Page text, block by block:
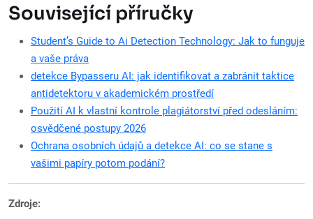
Související příručky
Student’s Guide to Ai Detection Technology: Jak to funguje
a vaše práva
detekce Bypasseru AI: jak identifikovat a zabránit taktice
antidetektoru v akademickém prostředí
Použití AI k vlastní kontrole plagiátorství před odesláním:
osvědčené postupy 2026
Ochrana osobních údajů a detekce AI: co se stane s
vašimi papíry potom podání?
Zdroje: